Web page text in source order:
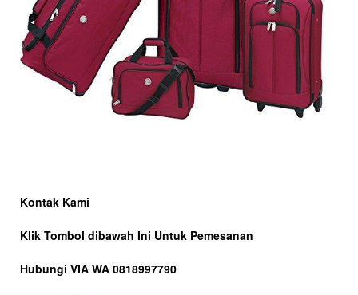
Kontak Kami
Klik Tombol dibawah Ini Untuk Pemesanan
Hubungi VIA WA 0818997790